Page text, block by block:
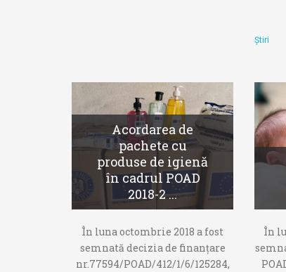
Știri
Acordarea de
pachete cu
produse de igienă
în cadrul POAD
2018-2 ...
În luna octombrie 2018 a fost
semnată decizia de finanțare
nr.77594/POAD/412/1/6/125284,
În